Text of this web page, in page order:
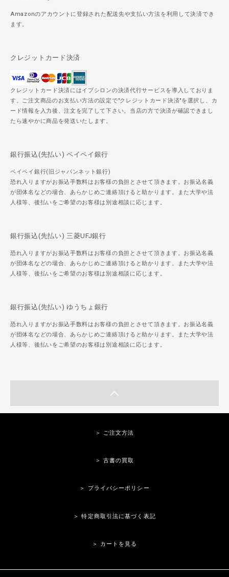
Amazonのアカウントに登録された配送先や支払い方法を利用して決済でき
ます。
クレジットカード決済
クレジットカード決済にはイプシロンの決済代行サービスを導入しておりま
す。ご注文商品のお支払い方法の設定で"クレジットカード決済"を選択し、カ
ード情報を入力後、注文を完了して下さい。当店の方で決済が確認できまし
たら速やかに商品を発送いたします。
銀行振込(先払い) ペイペイ銀行
ペイペイ銀行(旧ジャパンネット銀行)
恐れ入りますがお振込手数料はお客様の負担とさせて頂きます。お振込名義
が団体名などの場合、あらかじめご連絡頂けると助かります。また大学や法
人様等、後払いをご希望のお客様は別途相談に応じます。
銀行振込(先払い) 三菱UFJ銀行
恐れ入りますがお振込手数料はお客様の負担とさせて頂きます。お振込名義
が団体名などの場合、あらかじめご連絡頂けると助かります。また大学や法
人様等、後払いをご希望のお客様は別途相談に応じます。
銀行振込(先払い) ゆうちょ銀行
恐れ入りますがお振込手数料はお客様の負担とさせて頂きます。お振込名義
が団体名などの場合、あらかじめご連絡頂けると助かります。また大学や法
人様等、後払いをご希望のお客様は別途相談に応じます。
＞ ご注文方法
＞ 古書の買取
＞ プライバシーポリシー
＞ 特定商取引法に基づく表記
＞ カートを見る